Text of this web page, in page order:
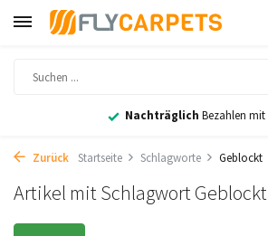
NachträglichBezahlen mit Klarna!
Zurück Startseite Schlagworte Geblockt
Artikel mit Schlagwort Geblockt